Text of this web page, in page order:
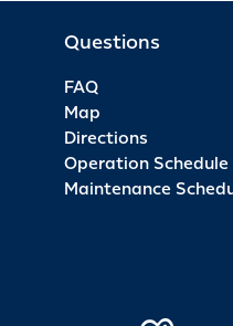
Questions
FAQ
Map
Directions
Operation Schedule
Maintenance